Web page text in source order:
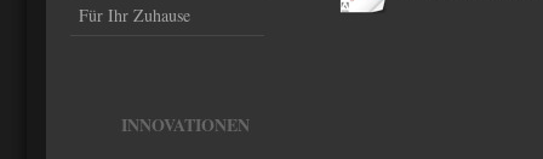
Für Ihr Zuhause
INNOVATIONEN